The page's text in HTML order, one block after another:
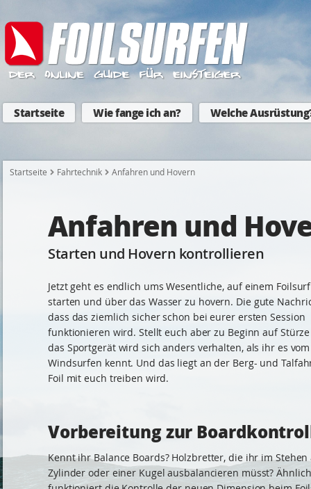
Startseite Wie fange ich an? Welche
Startseite Fahrtechnik Anfahren und Hovern
Anfahren und
Starten und Hovern kontrollieren
Jetzt geht es endlich ums Wesentliche, auf einem
starten und über das Wasser zu hovern. Die gute
dass das ziemlich sicher schon bei eurer ersten Session
funktionieren wird. Stellt euch aber zu Beginn auf
das Sportgerät wird sich anders verhalten, als ihr es vom
Windsurfen kennt. Und das liegt an der Berg- und
Foil mit euch treiben wird.
Vorbereitung zur
Kennt ihr Balance Boards? Holzbretter, die ihr im
Zylinder oder einer Kugel ausbalancieren müsst? Ähnlich